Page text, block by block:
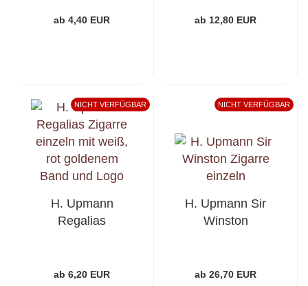
ab 4,40 EUR ab 12,80 EUR
NICHT VERFÜGBAR
H. Upmann
Regalias
ab 6,20 EUR
NICHT VERFÜGBAR
H. Upmann Sir
Winston
ab 26,70 EUR